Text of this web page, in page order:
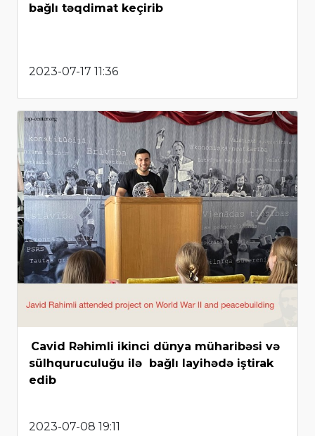
bağlı təqdimat keçirib
2023-07-17 11:36
Cavid Rəhimli ikinci dünya müharibəsi və
sülhquruculuğu ilə bağlı layihədə iştirak
edib
2023-07-08 19:11